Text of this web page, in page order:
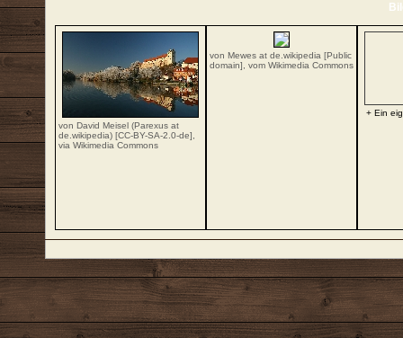
von David Meisel (Parexus at
de.wikipedia) [CC-BY-SA-2.0-de],
via Wikimedia Commons
von Mewes at de.wikipedia [Public
domain], vom Wikimedia Commons
+ Ein